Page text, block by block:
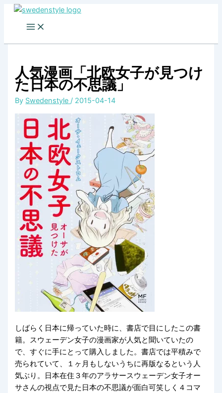
Skip
人気漫画「北欧女子が見つけ
た日本の不思議」
By Swedenstyle / 2015-04-14
しばらく日本に帰っていた時に、書店で目にしたこの書
籍。スウェーデン女子の漫画家が人気と聞いていたの
で、すぐに手にとって購入しました。書店では平積みで
売られていて、１ヶ月もしないうちに再版なるという人
気ぶり。日本在住３年のアラサースウェーデン女子オー
サさんの視点で見た日本の不思議が面白可笑しく４コマ